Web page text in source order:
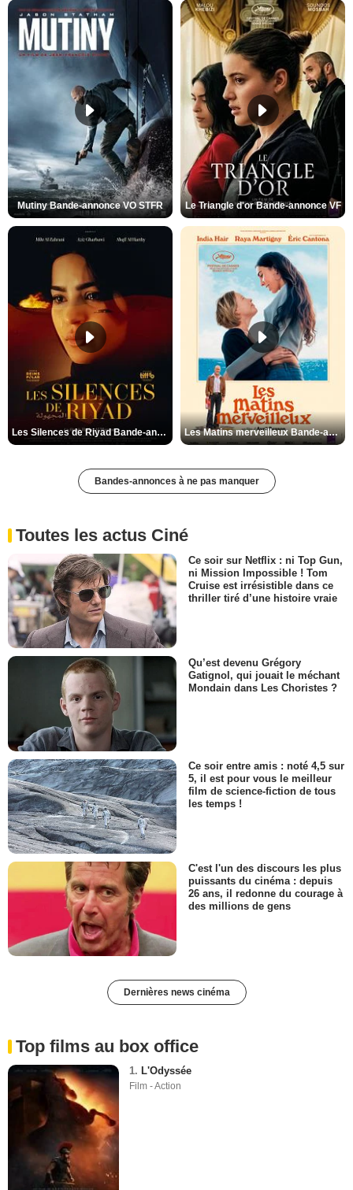
Mutiny Bande-annonce VO STFR Le Triangle d'or Bande-annonce VF
Les Silences de Riyad Bande-annonce VO STFR Les Matins merveilleux Bande-annonce VF
Bandes-annonces à ne pas manquer
Toutes les actus Ciné
Ce soir sur Netflix : ni Top Gun,
ni Mission Impossible ! Tom
Cruise est irrésistible dans ce
thriller tiré d’une histoire vraie
Qu’est devenu Grégory
Gatignol, qui jouait le méchant
Mondain dans Les Choristes ?
Ce soir entre amis : noté 4,5 sur
5, il est pour vous le meilleur
film de science-fiction de tous
les temps !
C'est l'un des discours les plus
puissants du cinéma : depuis
26 ans, il redonne du courage à
des millions de gens
Dernières news cinéma
Top films au box office
1. L'Odyssée
Film - Action